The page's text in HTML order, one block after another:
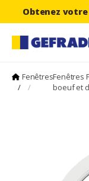
Obtenez
/
Fenêtres
/
Fenêtres
boeuf et